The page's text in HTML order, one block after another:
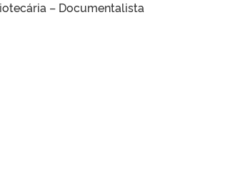
– Documentalista